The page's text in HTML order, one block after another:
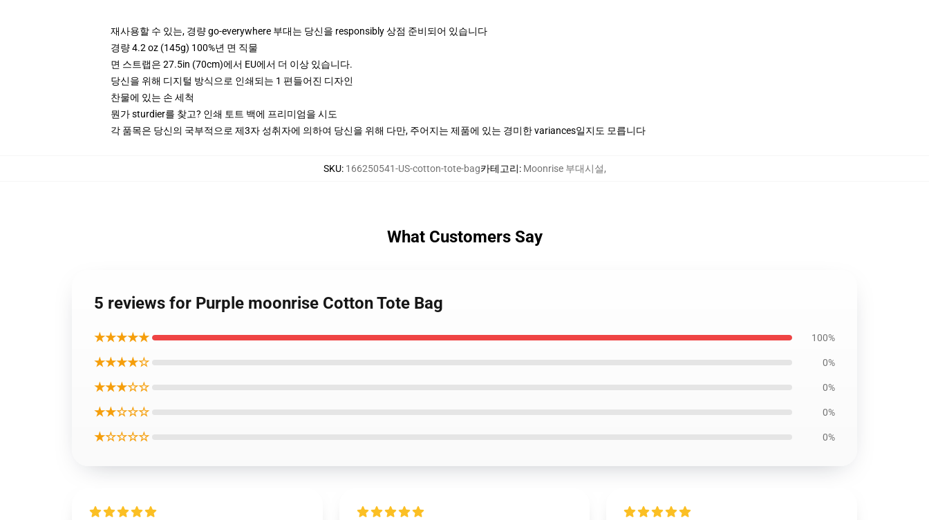
재사용할 수 있는, 경량 go-everywhere 부대는 당신을 responsibly 상점 준비되어 있습니다
경량 4.2 oz (145g) 100%년 면 직물
면 스트랩은 27.5in (70cm)에서 EU에서 더 이상 있습니다.
당신을 위해 디지털 방식으로 인쇄되는 1 편들어진 디자인
찬물에 있는 손 세척
뭔가 sturdier를 찾고? 인쇄 토트 백에 프리미엄을 시도
각 품목은 당신의 국부적으로 제3자 성취자에 의하여 당신을 위해 다만, 주어지는 제품에 있는 경미한 variances일지도 모릅니다
SKU: 166250541-US-cotton-tote-bag카테고리: Moonrise 부대시설,
What Customers Say
5 reviews for Purple moonrise Cotton Tote Bag
★★★★★ 100%
★★★★☆ 0%
★★★☆☆ 0%
★★☆☆☆ 0%
★☆☆☆☆ 0%